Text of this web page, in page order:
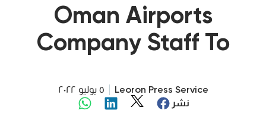
Oman Airports
Company Staff To
Learning Journey
Leoron Press Service
٥ يوليو ٢٠٢٢
نشر